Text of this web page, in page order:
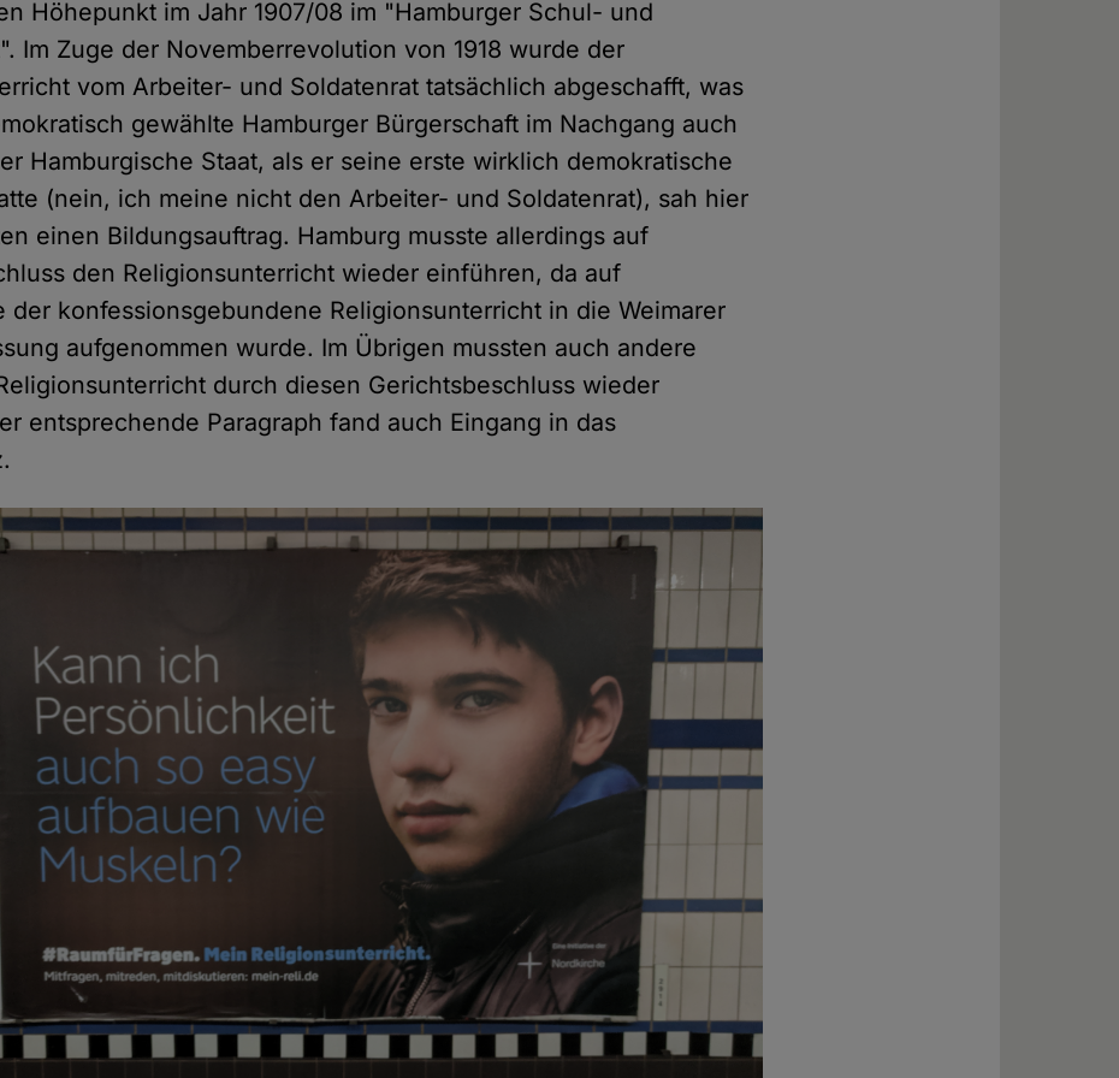
Höhepunkt im Jahr 1907/08 im "Hamburger Schul- und
Im Zuge der Novemberrevolution von 1918 wurde der
vom Arbeiter- und Soldatenrat tatsächlich abgeschafft, was
gewählte Hamburger Bürgerschaft im Nachgang auch
Hamburgische Staat, als er seine erste wirklich demokratische
(nein, ich meine nicht den Arbeiter- und Soldatenrat), sah hier
einen Bildungsauftrag. Hamburg musste allerdings auf
den Religionsunterricht wieder einführen, da auf
der konfessionsgebundene Religionsunterricht in die Weimarer
aufgenommen wurde. Im Übrigen mussten auch andere
durch diesen Gerichtsbeschluss wieder
entsprechende Paragraph fand auch Eingang in das